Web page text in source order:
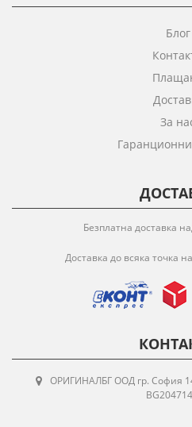
Блог
За
Безплатна доставка
Доставка до всяка точка
ОРИГИНАЛБГ ООД гр. София